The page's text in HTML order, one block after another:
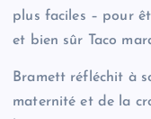
plus faciles – pour
et bien sûr Taco
Bramett réfléchit à
maternité et de la